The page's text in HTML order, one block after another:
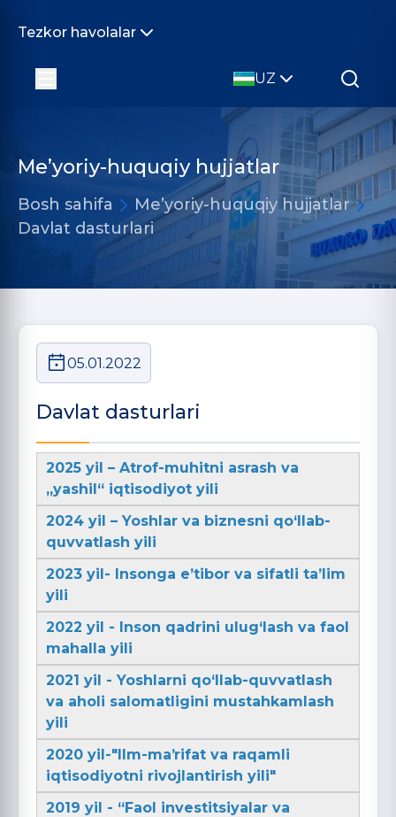
Tezkor havolalar
UZ
Me’yoriy-huquqiy hujjatlar
Bosh sahifa
Me’yoriy-huquqiy hujjatlar
Davlat dasturlari
05.01.2022
Davlat dasturlari
2025 yil – Atrof-muhitni asrash va
„yashil“ iqtisodiyot yili
2024 yil – Yoshlar va biznesni qo‘llab-
quvvatlash yili
2023 yil- Insonga e’tibor va sifatli ta’lim
yili
2022 yil - Inson qadrini ulug‘lash va faol
mahalla yili
2021 yil - Yoshlarni qo‘llab-quvvatlash
va aholi salomatligini mustahkamlash
yili
2020 yil-"Ilm-maʼrifat va raqamli
iqtisodiyotni rivojlantirish yili"
2019 yil - “Faol investitsiyalar va